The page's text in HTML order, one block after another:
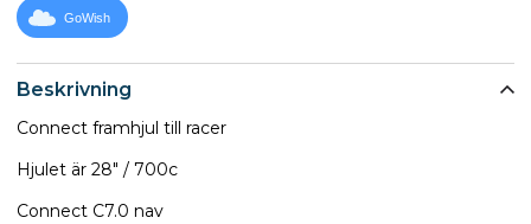
Beskrivning
Connect framhjul till racer
Hjulet är 28" / 700c
Connect C7.0 nav
GoWish